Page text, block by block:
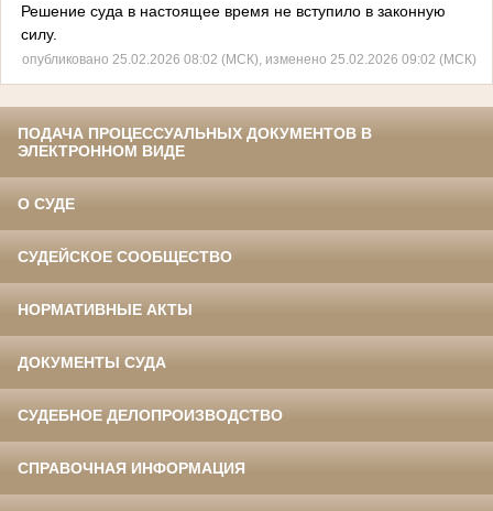
Решение суда в настоящее время не вступило в законную
силу.
опубликовано 25.02.2026 08:02 (МСК), изменено 25.02.2026 09:02 (МСК)
ПОДАЧА ПРОЦЕССУАЛЬНЫХ ДОКУМЕНТОВ В
ЭЛЕКТРОННОМ ВИДЕ
О СУДЕ
СУДЕЙСКОЕ СООБЩЕСТВО
НОРМАТИВНЫЕ АКТЫ
ДОКУМЕНТЫ СУДА
СУДЕБНОЕ ДЕЛОПРОИЗВОДСТВО
СПРАВОЧНАЯ ИНФОРМАЦИЯ